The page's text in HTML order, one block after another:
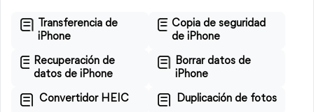
Transferencia de
iPhone
Copia de seguridad
de iPhone
Recuperación de
datos de iPhone
Borrar datos de
iPhone
Convertidor HEIC Duplicación de fotos